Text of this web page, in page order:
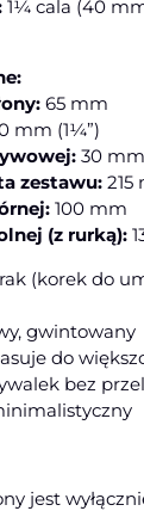
1¼ cala (40
65 mm
mm (1¼”)
30 mm
zestawu: 215
100 mm
(z rurką):
(korek do
gwintowany
do
bez
jest